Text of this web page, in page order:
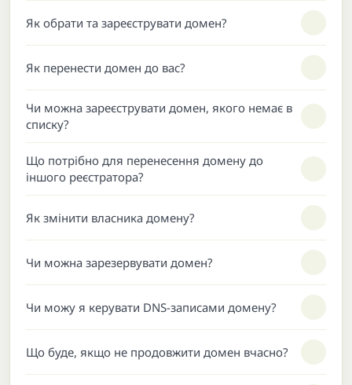
Як обрати та зареєструвати домен?
Як перенести домен до вас?
Чи можна зареєструвати домен, якого немає в
списку?
Що потрібно для перенесення домену до
іншого реєстратора?
Як змінити власника домену?
Чи можна зарезервувати домен?
Чи можу я керувати DNS-записами домену?
Що буде, якщо не продовжити домен вчасно?